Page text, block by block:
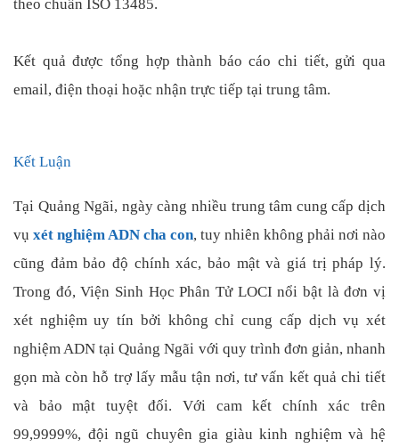
theo chuẩn ISO 13485.
Kết quả được tổng hợp thành báo cáo chi tiết, gửi qua
email, điện thoại hoặc nhận trực tiếp tại trung tâm.
Kết Luận
Tại Quảng Ngãi, ngày càng nhiều trung tâm cung cấp dịch
vụ xét nghiệm ADN cha con, tuy nhiên không phải nơi nào
cũng đảm bảo độ chính xác, bảo mật và giá trị pháp lý.
Trong đó, Viện Sinh Học Phân Tử LOCI nổi bật là đơn vị
xét nghiệm uy tín bởi không chỉ cung cấp dịch vụ xét
nghiệm ADN tại Quảng Ngãi với quy trình đơn giản, nhanh
gọn mà còn hỗ trợ lấy mẫu tận nơi, tư vấn kết quả chi tiết
và bảo mật tuyệt đối. Với cam kết chính xác trên
99,9999%, đội ngũ chuyên gia giàu kinh nghiệm và hệ